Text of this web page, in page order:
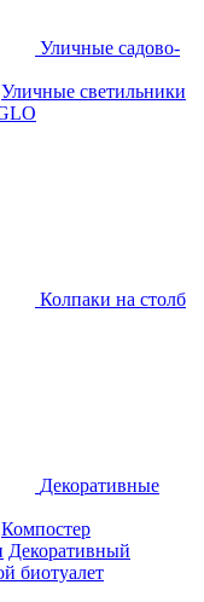
Уличные садово-
Уличные светильники
Колпаки на столб
Декоративные
Компостер
Декоративный
биотуалет